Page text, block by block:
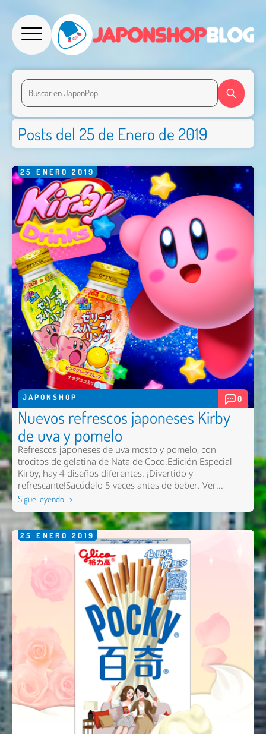
Posts del 25 de Enero de 2019
25 ENERO 2019
JAPONSHOP 0
Nuevos refrescos japoneses Kirby
de uva y pomelo
Refrescos japoneses de uva mosto y pomelo, con
trocitos de gelatina de Nata de Coco.Edición Especial
Kirby, hay 4 diseños diferentes. ¡Divertido y
refrescante!Sacúdelo 5 veces antes de beber. Ver...
Sigue leyendo →
25 ENERO 2019